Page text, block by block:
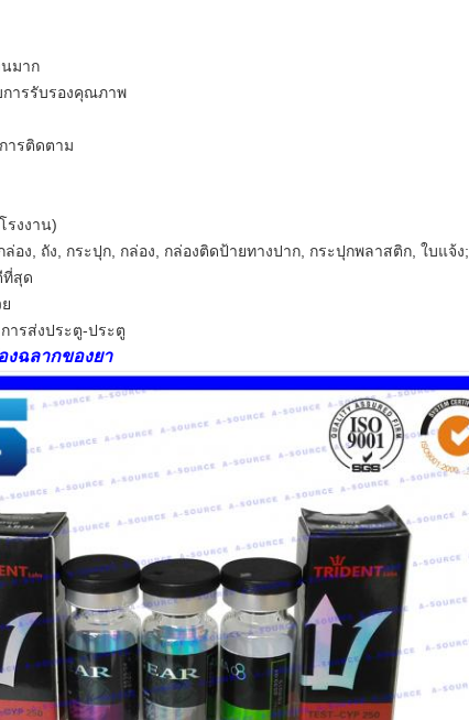
นมาก
ารรับรองคุณภาพ
ารติดตาม
รงงาน)
อง, ถัง, กระปุก, กล่อง, กล่องติดป้ายทางปาก, กระปุกพลาสติก, ใบแจ้ง;
ที่สุด
ารส่งประตู-ประตู
งฉลากของยา